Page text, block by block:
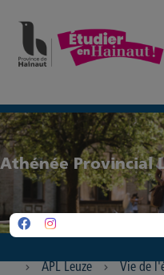
Athénée Provincial
APL Leuze Vie de